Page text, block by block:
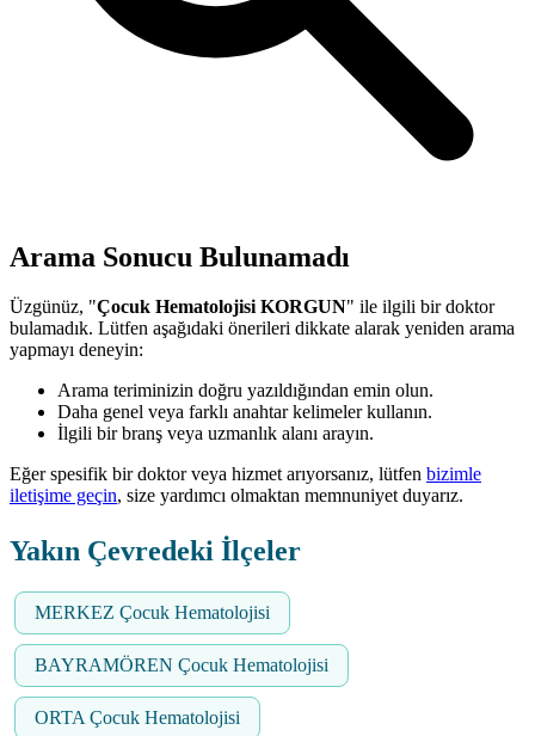
Arama Sonucu Bulunamadı
Üzgünüz, "Çocuk Hematolojisi KORGUN" ile ilgili bir doktor
bulamadık. Lütfen aşağıdaki önerileri dikkate alarak yeniden arama
yapmayı deneyin:
Arama teriminizin doğru yazıldığından emin olun.
Daha genel veya farklı anahtar kelimeler kullanın.
İlgili bir branş veya uzmanlık alanı arayın.
Eğer spesifik bir doktor veya hizmet arıyorsanız, lütfen bizimle
iletişime geçin, size yardımcı olmaktan memnuniyet duyarız.
Yakın Çevredeki İlçeler
MERKEZ Çocuk Hematolojisi
BAYRAMÖREN Çocuk Hematolojisi
ORTA Çocuk Hematolojisi